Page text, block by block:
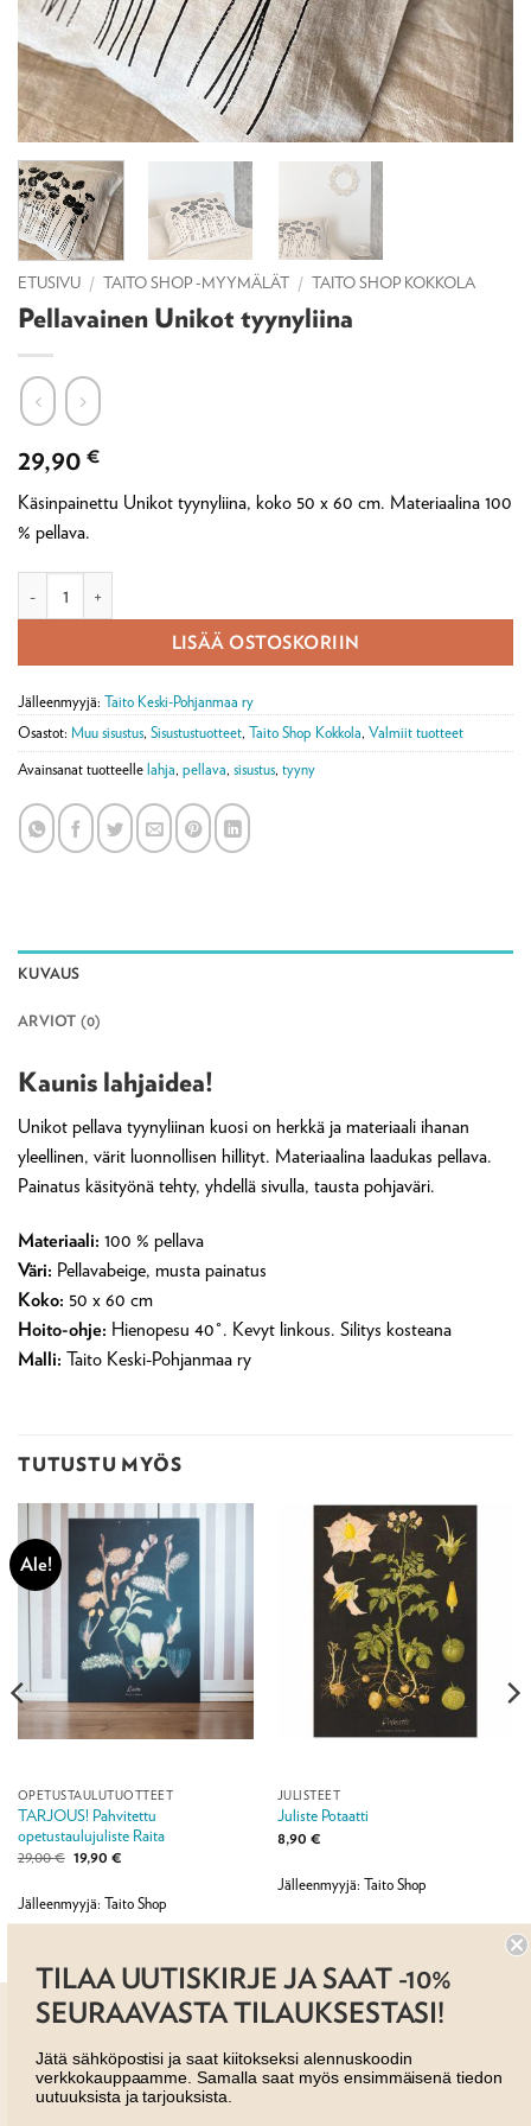
ETUSIVU / TAITO SHOP -MYYMÄLÄT / TAITO SHOP KOKKOLA
Pellavainen Unikot tyynyliina
29,90 €
Käsinpainettu Unikot tyynyliina, koko 50 x 60 cm. Materiaalina 100
% pellava.
LISÄÄ OSTOSKORIIN
Jälleenmyyjä: Taito Keski-Pohjanmaa ry
Osastot: Muu sisustus, Sisustustuotteet, Taito Shop Kokkola, Valmiit tuotteet
Avainsanat tuotteelle lahja, pellava, sisustus, tyyny
KUVAUS
ARVIOT (0)
Kaunis lahjaidea!
Unikot pellava tyynyliinan kuosi on herkkä ja materiaali ihanan
yleellinen, värit luonnollisen hillityt. Materiaalina laadukas pellava.
Painatus käsityönä tehty, yhdellä sivulla, tausta pohjaväri.
Materiaali: 100 % pellava
Väri: Pellavabeige, musta painatus
Koko: 50 x 60 cm
Hoito-ohje: Hienopesu 40°. Kevyt linkous. Silitys kosteana
Malli: Taito Keski-Pohjanmaa ry
TUTUSTU MYÖS
Ale!
OPETUSTAULUTUOTTEET
TARJOUS! Pahvitettu
opetustaulujuliste Raita
29,00€ Alkuperäinen
hinta
29,00 €.
19,90 €Nykyinen
19,90 €.
Jälleenmyyjä: Taito Shop
JULISTEET
Juliste Potaatti
8,90 €
Jälleenmyyjä: Taito Shop
TILAA UUTISKIRJE JA SAAT -10%
SEURAAVASTA TILAUKSESTASI!
Jätä sähköpostisi ja saat kiitokseksi alennuskoodin
verkkokauppaamme. Samalla saat myös ensimmäisenä tiedon
uutuuksista ja tarjouksista.